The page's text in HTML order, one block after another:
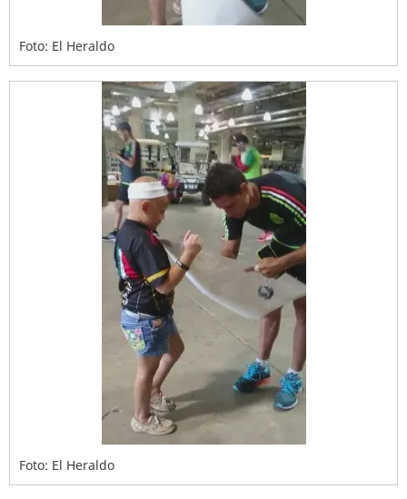
Foto: El Heraldo
Foto: El Heraldo